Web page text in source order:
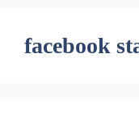
facebook